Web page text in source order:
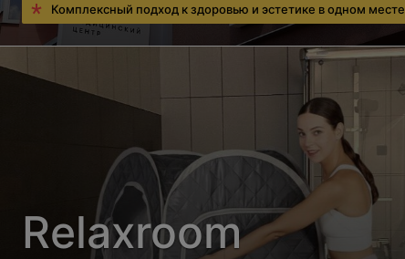
Комплексный подход к здоровью и эстетике в одном месте
Relaxroom